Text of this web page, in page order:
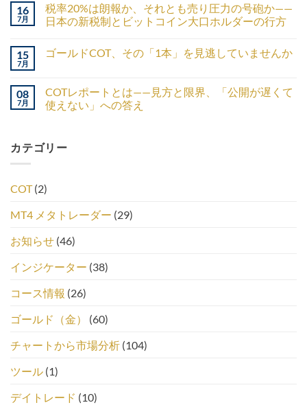
16
7月
税率20%は朗報か、それとも売り圧力の号砲か——
日本の新税制とビットコイン大口ホルダーの行方
15
7月
ゴールドCOT、その「1本」を見逃していませんか
08
7月
COTレポートとは——見方と限界、「公開が遅くて
使えない」への答え
カテゴリー
COT(2)
MT4 メタトレーダー (29)
お知らせ (46)
インジケーター (38)
コース情報 (26)
ゴールド（金）
(60)
チャートから市場分析 (104)
ツール (1)
デイトレード (10)